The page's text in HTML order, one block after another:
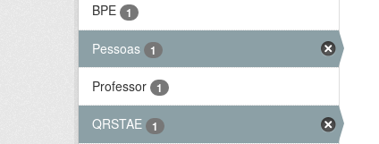
BPE 1
Pessoas 1
Professor 1
QRSTAE 1